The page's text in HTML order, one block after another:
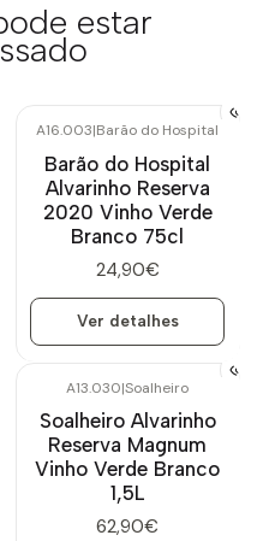
estar
A16.003|Barão do Hospital
Barão do Hospital
Alvarinho Reserva
2020 Vinho Verde
Branco 75cl
24,90€
Ver detalhes
A13.030|Soalheiro
Soalheiro Alvarinho
Reserva Magnum
Vinho Verde Branco
1,5L
62,90€